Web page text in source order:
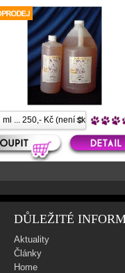
DŮLEŽITÉ
Aktuality
Články
Home